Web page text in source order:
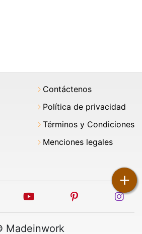
+
Contáctenos
Política de privacidad
Términos y Condiciones
Menciones legales
youtube pinterest
Madeinwork